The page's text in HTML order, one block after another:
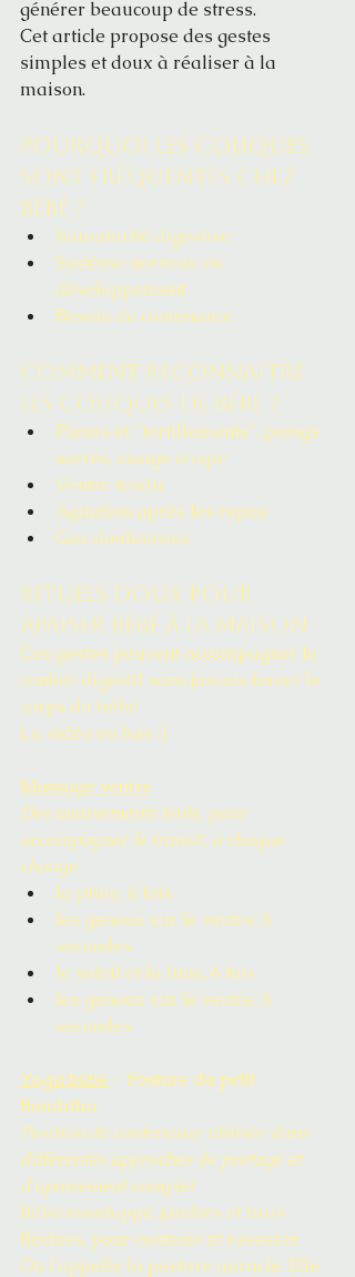
générer beaucoup de stress.
Cet article propose des gestes
simples et doux à réaliser à la
maison.
Pourquoi les coliques
sont fréquentes chez
bébé ?
Immaturité digestive
Système nerveux en
développement
Besoin de contenance
Comment reconnaitre
les coliques de bébé ?
Pleurs et "tortillements", poings
serrés, visage crispé
Ventre tendu
Agitation après les repas
Gaz douloureux
Rituels doux pour
apaiser bébé à la maison
Ces gestes peuvent accompagner le
confort digestif sans jamais forcer le
corps du bébé
La vidéo en bas :)
Massage ventre
Des mouvements lents, pour
accompagner le transit, à chaque
change.
la pluie, 6 fois
les genoux sur le ventre, 6
secondes
le soleil et la lune, 6 fois
les genoux sur le ventre, 6
secondes
Yoga bébé - Posture du petit
Bouddha
Position de contenance utilisée dans
différentes approches de portage et
d'apaisement complet
Bébé enveloppé, jambes et bras
fléchies, pour contenir et rassurer.
On l’appelle la posture miracle. Elle